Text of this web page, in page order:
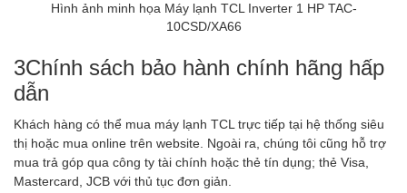
Hình ảnh minh họa Máy lạnh TCL Inverter 1 HP TAC-
10CSD/XA66
3Chính sách bảo hành chính hãng hấp
dẫn
Khách hàng có thể mua máy lạnh TCL trực tiếp tại hệ thống siêu
thị hoặc mua online trên website. Ngoài ra, chúng tôi cũng hỗ trợ
mua trả góp qua công ty tài chính hoặc thẻ tín dụng; thẻ Visa,
Mastercard, JCB với thủ tục đơn giản.